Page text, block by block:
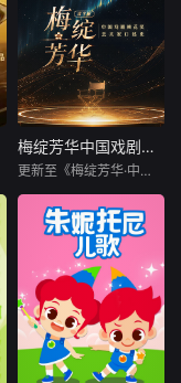
各地脱口秀俱乐部
的优秀单口喜剧演
员和漫才组合。每
一位“小人物”都将
带着真实感与鲜活
的生命力站上舞
台，他们不设限不
被定义，在喜剧的
成为独一
梅绽芳华中国戏剧梅花奖艺术家口述史
节目以梅花奖艺术
家口述史为核心，
通过访谈的形式，
全媒体形态挖掘、
记录、传播梅花奖
艺术家的艺术生
涯、创作感悟、传
承故事，打造集史
梅绽芳华中国戏剧梅花奖艺术家口述史
更新至《梅绽芳华·中国戏剧梅花奖艺术家